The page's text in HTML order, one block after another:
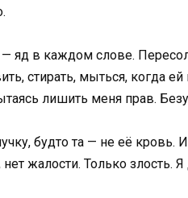
яд в каждом слове.
стирать, мыться,
лишить меня прав.
будто та — не её кровь.
нет жалости. Только злость.